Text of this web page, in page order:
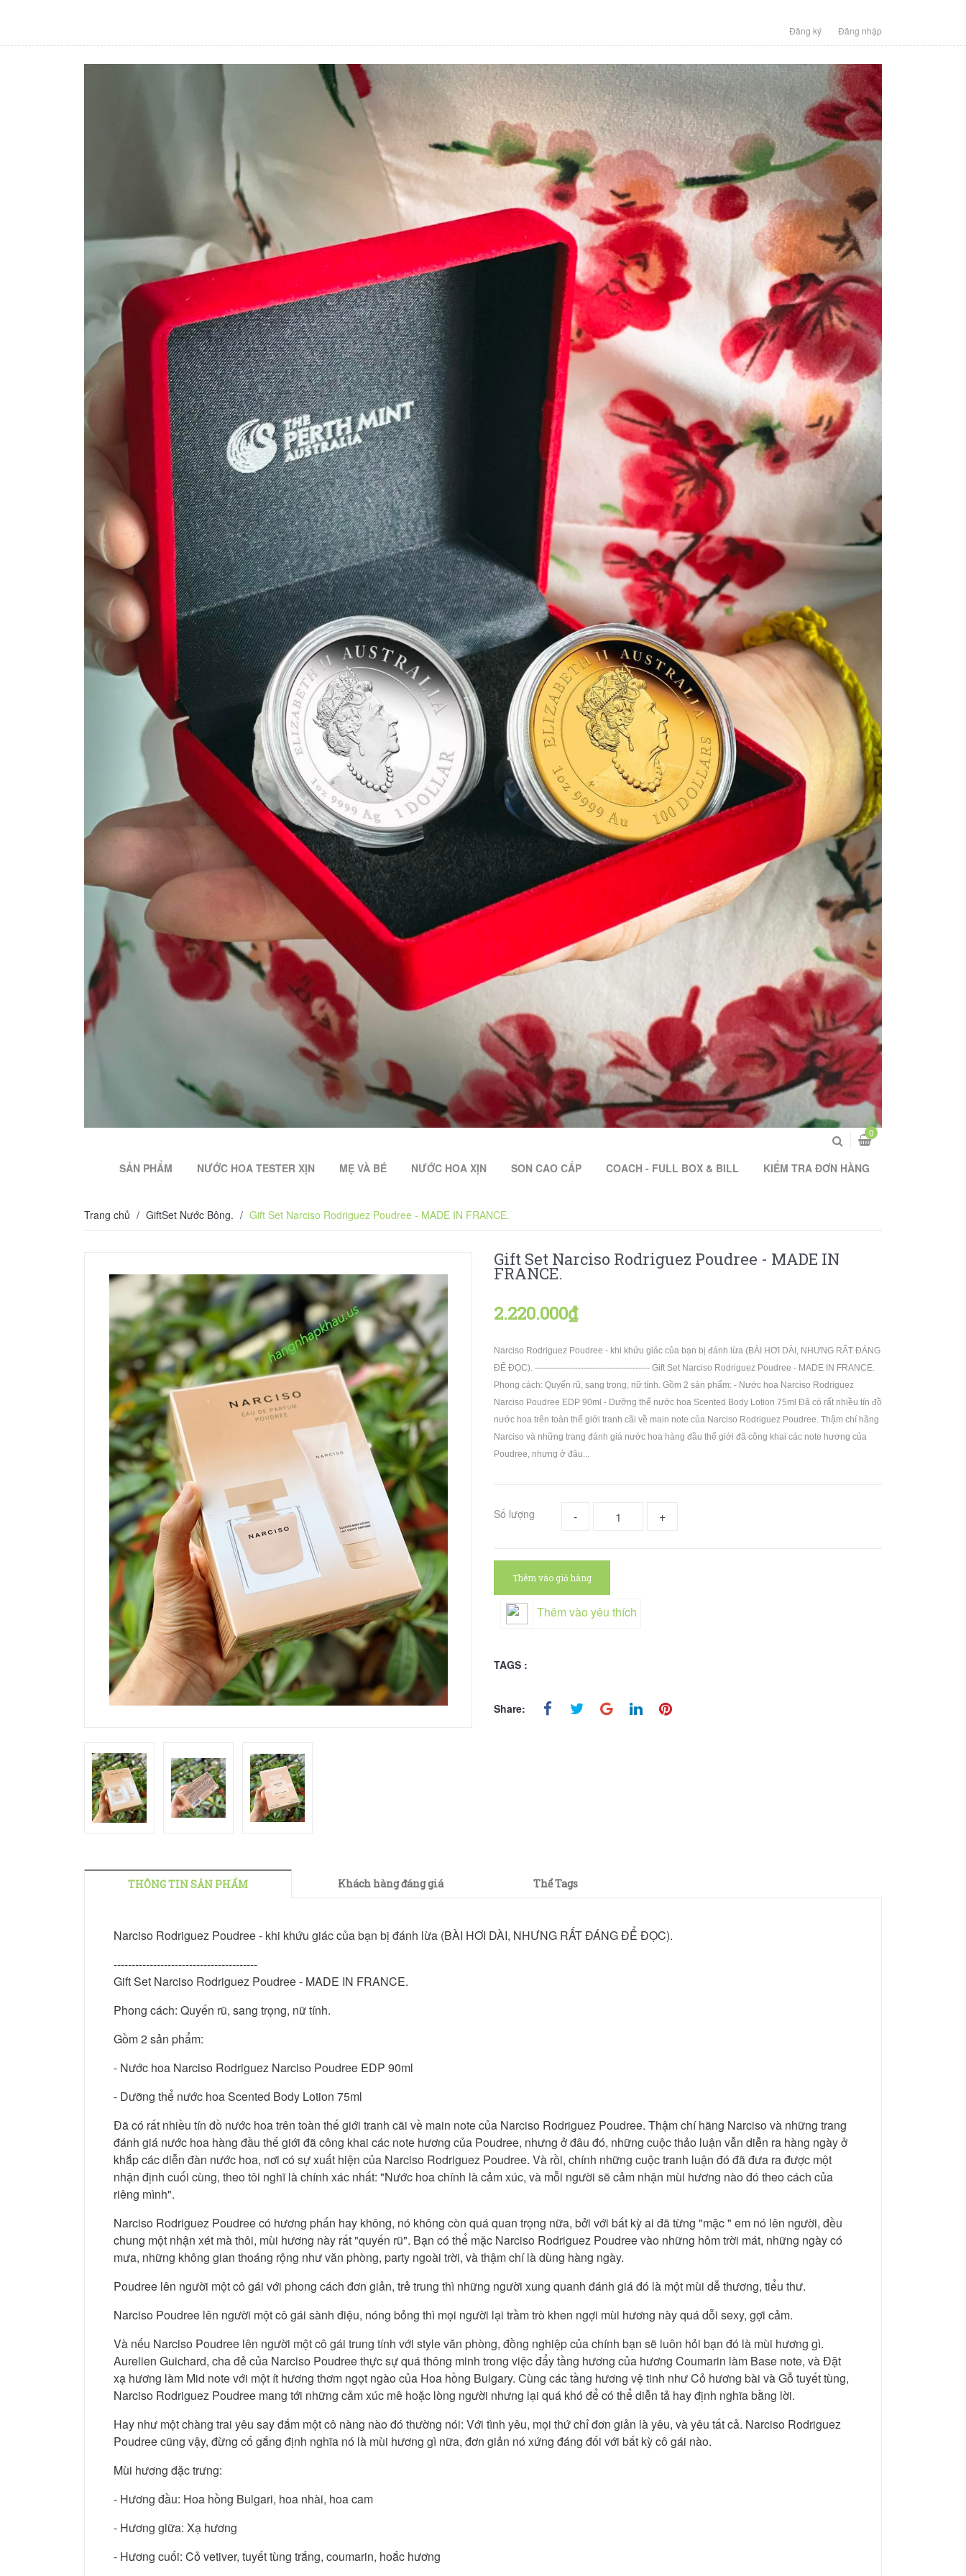
Đăng ký Đăng nhập
0
SẢN PHẨM NƯỚC HOA TESTER XỊN MẸ VÀ BÉ NƯỚC HOA XỊN SON CAO CẤP COACH - FULL BOX & BILL KIỂM TRA ĐƠN HÀNG
Trang chủ / GiftSet Nước Bông. / Gift Set Narciso Rodriguez Poudree - MADE IN FRANCE.
Gift Set Narciso Rodriguez Poudree - MADE IN
FRANCE.
2.220.000₫
Narciso Rodriguez Poudree - khi khứu giác của bạn bị đánh lừa (BÀI HƠI DÀI, NHƯNG RẤT ĐÁNG
ĐỂ ĐỌC). ---------------------------------------- Gift Set Narciso Rodriguez Poudree - MADE IN FRANCE.
Phong cách: Quyến rũ, sang trọng, nữ tính. Gồm 2 sản phẩm: - Nước hoa Narciso Rodriguez
Narciso Poudree EDP 90ml - Dưỡng thể nước hoa Scented Body Lotion 75ml Đã có rất nhiều tín đồ
nước hoa trên toàn thế giới tranh cãi về main note của Narciso Rodriguez Poudree. Thậm chí hãng
Narciso và những trang đánh giá nước hoa hàng đầu thế giới đã công khai các note hương của
Poudree, nhưng ở đâu...
Số lượng - +
Thêm vào giỏ hàng
Thêm vào yêu thích
TAGS :
Share:
THÔNG TIN SẢN PHẨM Khách hàng đáng giá Thể Tags
Narciso Rodriguez Poudree - khi khứu giác của bạn bị đánh lừa (BÀI HƠI DÀI, NHƯNG RẤT ĐÁNG ĐỂ ĐỌC).
----------------------------------------
Gift Set Narciso Rodriguez Poudree - MADE IN FRANCE.
Phong cách: Quyến rũ, sang trọng, nữ tính.
Gồm 2 sản phẩm:
- Nước hoa Narciso Rodriguez Narciso Poudree EDP 90ml
- Dưỡng thể nước hoa Scented Body Lotion 75ml
Đã có rất nhiều tín đồ nước hoa trên toàn thế giới tranh cãi về main note của Narciso Rodriguez Poudree. Thậm chí hãng Narciso và những trang
đánh giá nước hoa hàng đầu thế giới đã công khai các note hương của Poudree, nhưng ở đâu đó, những cuộc thảo luận vẫn diễn ra hàng ngày ở
khắp các diễn đàn nước hoa, nơi có sự xuất hiện của Narciso Rodriguez Poudree. Và rồi, chính những cuộc tranh luận đó đã đưa ra được một
nhận định cuối cùng, theo tôi nghĩ là chính xác nhất: "Nước hoa chính là cảm xúc, và mỗi người sẽ cảm nhận mùi hương nào đó theo cách của
riêng mình".
Narciso Rodriguez Poudree có hương phấn hay không, nó không còn quá quan trọng nữa, bởi với bất kỳ ai đã từng "mặc " em nó lên người, đều
chung một nhận xét mà thôi, mùi hương này rất "quyến rũ". Bạn có thể mặc Narciso Rodriguez Poudree vào những hôm trời mát, những ngày có
mưa, những không gian thoáng rộng như văn phòng, party ngoài trời, và thậm chí là dùng hàng ngày.
Poudree lên người một cô gái với phong cách đơn giản, trẻ trung thì những người xung quanh đánh giá đó là một mùi dễ thương, tiểu thư.
Narciso Poudree lên người một cô gái sành điệu, nóng bỏng thì mọi người lại trầm trò khen ngợi mùi hương này quá dỗi sexy, gợi cảm.
Và nếu Narciso Poudree lên người một cô gái trung tính với style văn phòng, đồng nghiệp của chính bạn sẽ luôn hỏi bạn đó là mùi hương gì.
Aurelien Guichard, cha đẻ của Narciso Poudree thực sự quá thông minh trong việc đẩy tầng hương của hương Coumarin làm Base note, và Đặt
xạ hương làm Mid note với một ít hương thơm ngọt ngào của Hoa hồng Bulgary. Cùng các tầng hương vệ tinh như Cỏ hương bài và Gỗ tuyết tùng,
Narciso Rodriguez Poudree mang tới những cảm xúc mê hoặc lòng người nhưng lại quá khó để có thể diễn tả hay định nghĩa bằng lời.
Hay như một chàng trai yêu say đắm một cô nàng nào đó thường nói: Với tình yêu, mọi thứ chỉ đơn giản là yêu, và yêu tất cả. Narciso Rodriguez
Poudree cũng vậy, đừng cố gắng định nghĩa nó là mùi hương gì nữa, đơn giản nó xứng đáng đối với bất kỳ cô gái nào.
Mùi hương đặc trưng:
- Hương đầu: Hoa hồng Bulgari, hoa nhài, hoa cam
- Hương giữa: Xạ hương
- Hương cuối: Cỏ vetiver, tuyết tùng trắng, coumarin, hoắc hương